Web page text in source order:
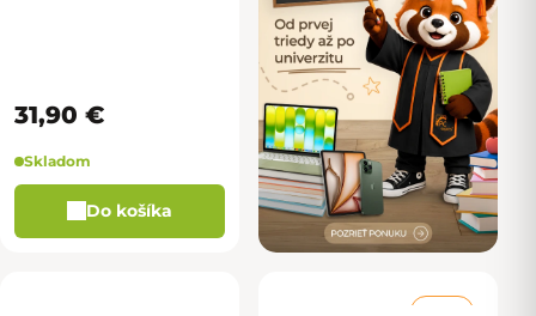
31,90 €
Skladom
Do košíka